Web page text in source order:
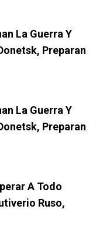
La Guerra Y
Preparan
La Guerra Y
Preparan
A Todo
Ruso,